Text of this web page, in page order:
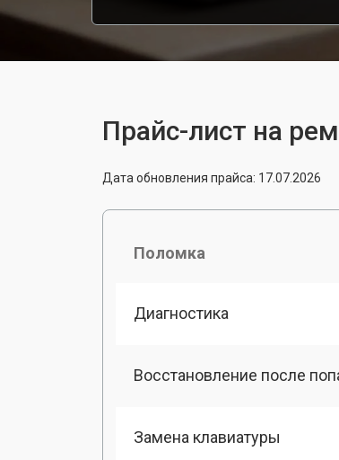
Прайс-лист на
Дата обновления прайса: 17.07.2026
Поломка
Диагностика
Восстановление после
Замена клавиатуры